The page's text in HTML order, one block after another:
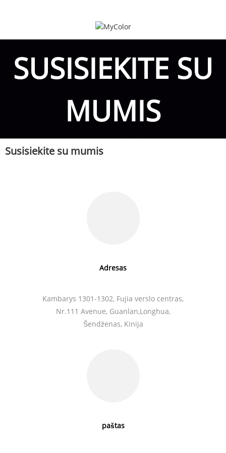
SUSISIEKITE SU
MUMIS
Susisiekite su mumis
Adresas
Kambarys 1301-1302, Fujia verslo centras,
Nr.111 Avenue, Guanlan,Longhua,
Šendženas, Kinija
paštas